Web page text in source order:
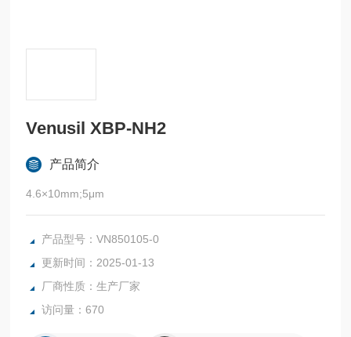
Venusil XBP-NH2
产品简介
4.6×10mm;5μm
产品型号：VN850105-0
更新时间：2025-01-13
厂商性质：生产厂家
访问量：670